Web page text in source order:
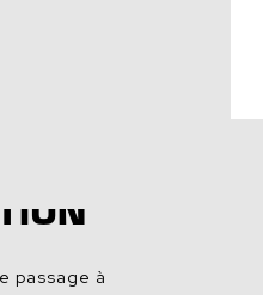
passage à